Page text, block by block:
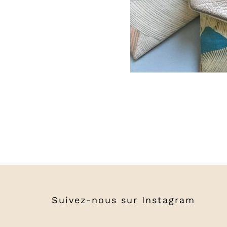
Suivez-nous sur Instagram